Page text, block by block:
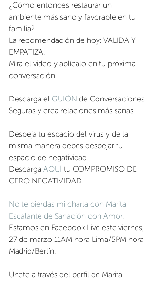
¿Cómo entonces restaurar un
ambiente más sano y favorable en tu
familia?
La recomendación de hoy: VALIDA Y
EMPATIZA.
Mira el video y aplícalo en tu próxima
conversación.
Descarga el GUIÓN de Conversaciones
Seguras y crea relaciones más sanas.
Despeja tu espacio del virus y de la
misma manera debes despejar tu
espacio de negatividad.
Descarga AQUÍ tu COMPROMISO DE
CERO NEGATIVIDAD.
No te pierdas mi charla con Marita
Escalante de Sanación con Amor.
Estamos en Facebook Live este viernes,
27 de marzo 11AM hora Lima/5PM hora
Madrid/Berlín.
Únete a través del perfil de Marita